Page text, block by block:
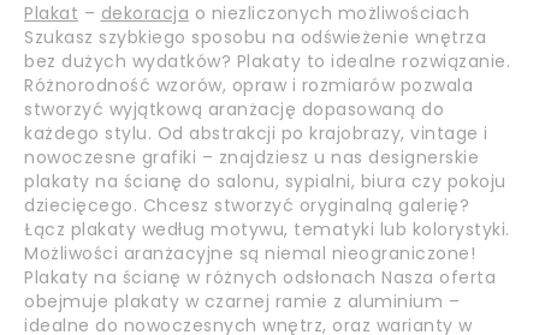
Plakat – dekoracja o niezliczonych możliwościach
Szukasz szybkiego sposobu na odświeżenie wnętrza
bez dużych wydatków? Plakaty to idealne rozwiązanie.
Różnorodność wzorów, opraw i rozmiarów pozwala
stworzyć wyjątkową aranżację dopasowaną do
każdego stylu. Od abstrakcji po krajobrazy, vintage i
nowoczesne grafiki – znajdziesz u nas designerskie
plakaty na ścianę do salonu, sypialni, biura czy pokoju
dziecięcego. Chcesz stworzyć oryginalną galerię?
Łącz plakaty według motywu, tematyki lub kolorystyki.
Możliwości aranżacyjne są niemal nieograniczone!
Plakaty na ścianę w różnych odsłonach Nasza oferta
obejmuje plakaty w czarnej ramie z aluminium –
idealne do nowoczesnych wnętrz, oraz warianty w